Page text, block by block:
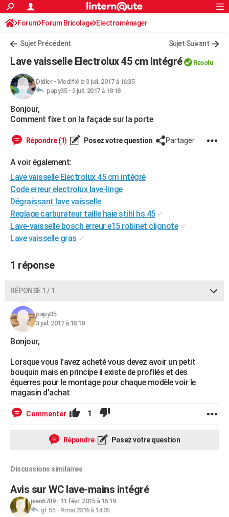
ACTUALITÉS
Politique
Société
Faits Divers
Education
Monde
Villes
+
FINANCE
Retraite
Impôts
Epargne
Immobilier
Risques naturels par ville
Banque
Assurance
Crédit
AUTO
Essais
Réserver un essai
Citadines
Berlines
SUV
Forum auto
+HIGH-TECH
Mobiles
Meilleur smartphone
Internet
Ordinateurs
Jeux vidéo
Guide high-tech
BRICOLAGE
WEEK-END
Guides de France
Escapades
Patrimoine
Expositions
Musées
Week-end nature
+LIFESTYLE
Art de vivre
Bien-être
Loisirs
Mode
Modes de vie
SANTE
Alimentation
Guide de la santé
Maladies
Médicaments
Sommeil
VOYAGE
Destinations
City break
Voyage nature
Voyage de noces
Forum
Climat
PHOTO
GUIDES D'ACHAT
Carte de Noël
Carte Bonne année
Carte Saint-Valentin
Carte Pâques
Carte d'anniversaire
DICTIONNAIRE
Dictionnaire
Biographies
Citations
Expressions
Proverbes
PROGRAMME TV
COPAINS D'AVANT
S'inscrire
Se connecter
Lycées
Collèges
Primaires
Universités
Entreprises
Service militaire
Avis de recherche
AVIS DE DÉCÈS
FORUM
S'inscrire
Connexion
Forum Forum Bricolage Electroménager
Sujet Précédent Sujet Suivant
Lave vaisselle Electrolux 45 cm intégré Résolu
Didier- Modifié le 3 juil. 2017 à 16:35
papy35 - 3 juil. 2017 à 18:18
Bonjour,
Comment fixe t on la façade sur la porte
Répondre (1) Posez votre question Partager
A voir également:
Lave vaisselle Electrolux 45 cm intégré
Code erreur electrolux lave-linge
Dégraissant lave vaisselle
Reglage carburateur taille haie stihl hs 45 ✓
Lave-vaisselle bosch erreur e15 robinet clignote ✓
Lave vaisselle gras ✓
1 réponse
RÉPONSE 1 / 1
papy35
3 juil. 2017 à 18:18
Bonjour,
Lorsque vous l'avez acheté vous devez avoir un petit
bouquin mais en principe il existe de profilés et des
équerres pour le montage pour chaque modèle voir le
magasin d'achat
Commenter 1
Répondre Posez votre question
Discussions similaires
Avis sur WC lave-mains intégré
jean6789- 11 févr. 2015 à 16:19
gt.55- 9 mai 2016 à 14:05